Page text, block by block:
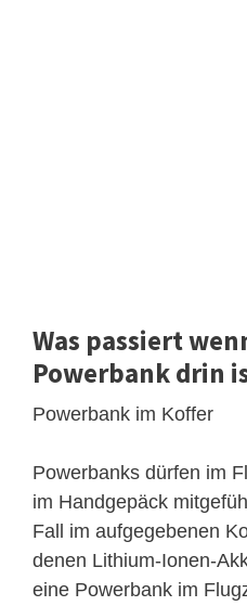
Was passiert
Powerbank drin
Powerbank im Koffer
Powerbanks dürfen im
im Handgepäck
Fall im aufgegebenen
denen Lithium-Ionen-
eine Powerbank im